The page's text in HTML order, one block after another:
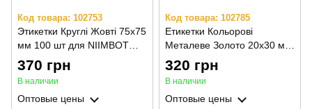
Код товара: 102753
Этикетки Круглі Жовті 75х75
мм 100 шт для NIIMBOT
B3S, B31, B4
370 грн
В наличии
Оптовые цены
Код товара: 102785
Етикетки Кольорові
Металеве Золото 20х30 мм
230 шт для NIIMBOT
B21/B21 Pro, B1, B3S, B31,
B4
320 грн
В наличии
Оптовые цены